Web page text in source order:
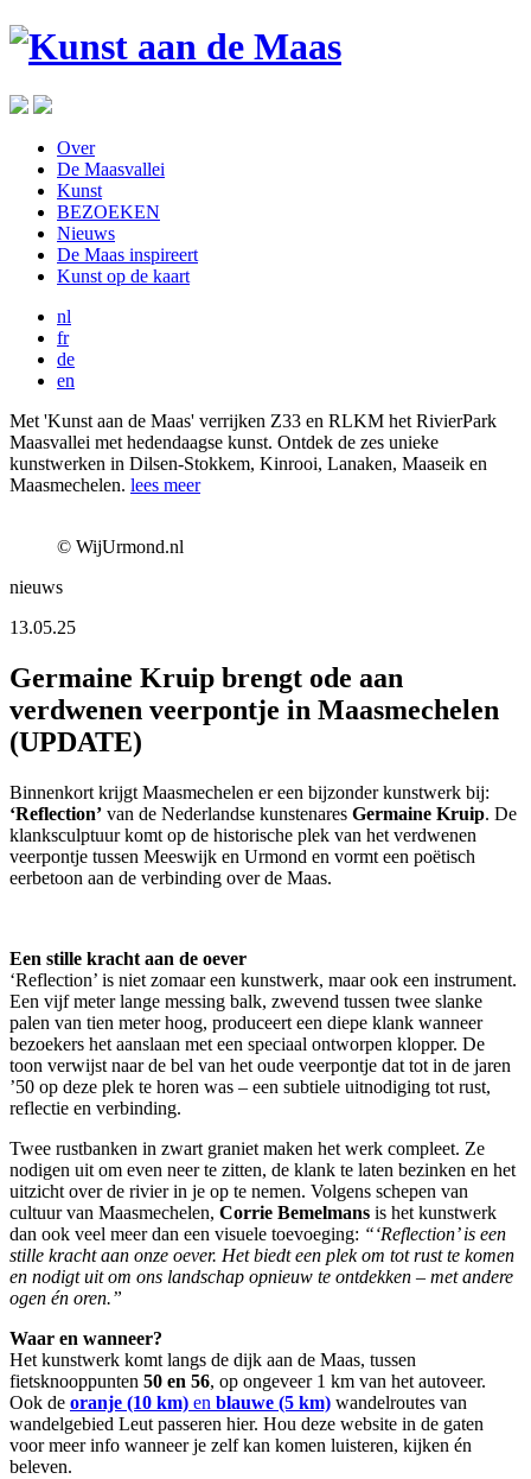
Over
De Maasvallei
Kunst
BEZOEKEN
Nieuws
De Maas inspireert
Kunst op de kaart
nl
fr
de
en
Met 'Kunst aan de Maas' verrijken Z33 en RLKM het RivierPark
Maasvallei met hedendaagse kunst. Ontdek de zes unieke
kunstwerken in Dilsen-Stokkem, Kinrooi, Lanaken, Maaseik en
Maasmechelen. lees meer
© WijUrmond.nl
nieuws
13.05.25
Germaine Kruip brengt ode aan
verdwenen veerpontje in Maasmechelen
(UPDATE)
Binnenkort krijgt Maasmechelen er een bijzonder kunstwerk bij:
‘Reflection’ van de Nederlandse kunstenares Germaine Kruip. De
klanksculptuur komt op de historische plek van het verdwenen
veerpontje tussen Meeswijk en Urmond en vormt een poëtisch
eerbetoon aan de verbinding over de Maas.
Een stille kracht aan de oever
‘Reflection’ is niet zomaar een kunstwerk, maar ook een instrument.
Een vijf meter lange messing balk, zwevend tussen twee slanke
palen van tien meter hoog, produceert een diepe klank wanneer
bezoekers het aanslaan met een speciaal ontworpen klopper. De
toon verwijst naar de bel van het oude veerpontje dat tot in de jaren
’50 op deze plek te horen was – een subtiele uitnodiging tot rust,
reflectie en verbinding.
Twee rustbanken in zwart graniet maken het werk compleet. Ze
nodigen uit om even neer te zitten, de klank te laten bezinken en het
uitzicht over de rivier in je op te nemen. Volgens schepen van
cultuur van Maasmechelen, Corrie Bemelmans is het kunstwerk
dan ook veel meer dan een visuele toevoeging: “‘Reflection’ is een
stille kracht aan onze oever. Het biedt een plek om tot rust te komen
en nodigt uit om ons landschap opnieuw te ontdekken – met andere
ogen én oren.”
Waar en wanneer?
Het kunstwerk komt langs de dijk aan de Maas, tussen
fietsknooppunten 50 en 56, op ongeveer 1 km van het autoveer.
Ook de oranje (10 km) en blauwe (5 km) wandelroutes van
wandelgebied Leut passeren hier. Hou deze website in de gaten
voor meer info wanneer je zelf kan komen luisteren, kijken én
beleven.